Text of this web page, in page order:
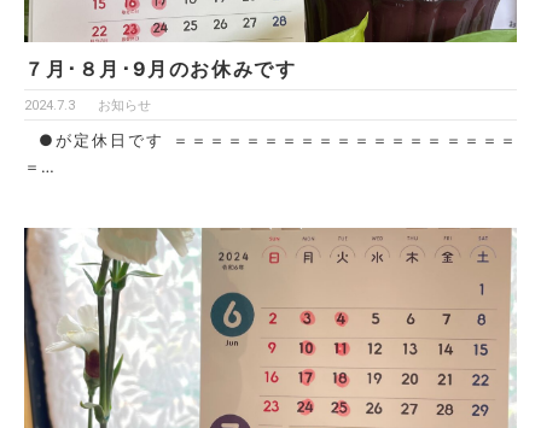
７月･８月･9月のお休みです
2024.7.3 お知らせ
●が定休日です ＝＝＝＝＝＝＝＝＝＝＝＝＝＝＝＝＝＝＝
＝…